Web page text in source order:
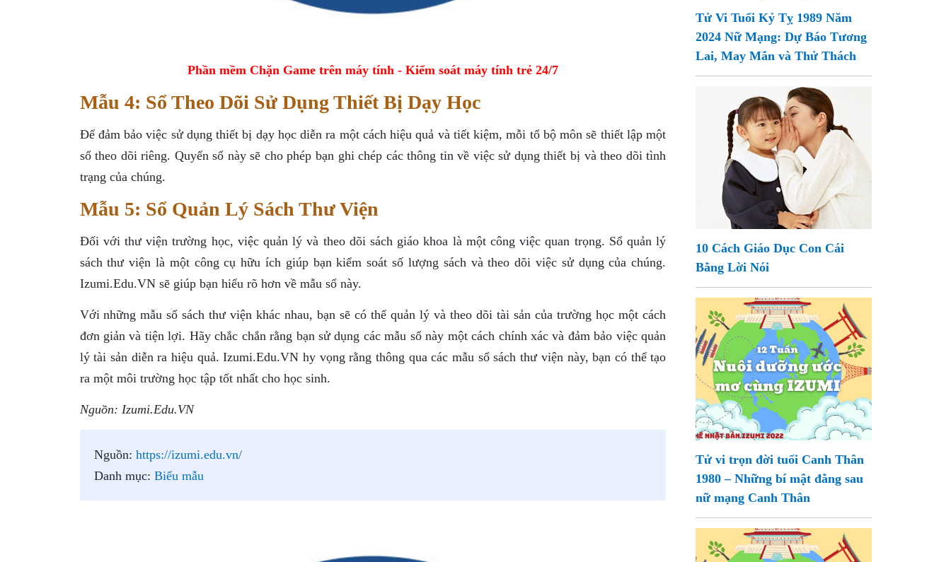
Phần mềm Chặn Game trên máy tính - Kiểm soát máy tính trẻ 24/7
Mẫu 4: Sổ Theo Dõi Sử Dụng Thiết Bị Dạy Học
Để đảm bảo việc sử dụng thiết bị dạy học diễn ra một cách hiệu quả và tiết kiệm, mỗi tổ bộ môn sẽ thiết lập một
sổ theo dõi riêng. Quyển sổ này sẽ cho phép bạn ghi chép các thông tin về việc sử dụng thiết bị và theo dõi tình
trạng của chúng.
Mẫu 5: Sổ Quản Lý Sách Thư Viện
Đối với thư viện trường học, việc quản lý và theo dõi sách giáo khoa là một công việc quan trọng. Sổ quản lý
sách thư viện là một công cụ hữu ích giúp bạn kiểm soát số lượng sách và theo dõi việc sử dụng của chúng.
Izumi.Edu.VN sẽ giúp bạn hiểu rõ hơn về mẫu sổ này.
Với những mẫu sổ sách thư viện khác nhau, bạn sẽ có thể quản lý và theo dõi tài sản của trường học một cách
đơn giản và tiện lợi. Hãy chắc chắn rằng bạn sử dụng các mẫu sổ này một cách chính xác và đảm bảo việc quản
lý tài sản diễn ra hiệu quả. Izumi.Edu.VN hy vọng rằng thông qua các mẫu sổ sách thư viện này, bạn có thể tạo
ra một môi trường học tập tốt nhất cho học sinh.
Nguồn: Izumi.Edu.VN
Nguồn: https://izumi.edu.vn/
Danh mục: Biểu mẫu
Tử Vi Tuổi Kỷ Tỵ 1989 Năm
2024 Nữ Mạng: Dự Báo Tương
Lai, May Mắn và Thử Thách
10 Cách Giáo Dục Con Cái
Bằng Lời Nói
Tử vi trọn đời tuổi Canh Thân
1980 – Những bí mật đằng sau
nữ mạng Canh Thân